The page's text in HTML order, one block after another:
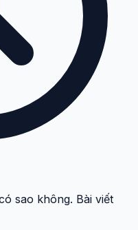
sao không. Bài viết